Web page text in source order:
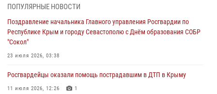
мужчину
Росгвардия в Крыму и Севастополе задержала ряд
правонарушителей
03 августа 2026, 14:08
В Симферополе росгвардейцы задержали гражданина,
подозреваемого в совершении серии краж
ПОПУЛЯРНЫЕ НОВОСТИ
Поздравление начальника Главного управления Росгвардии по
Республике Крым и городу Севастополю с Днём образования СОБР
"Сокол"
23 июля 2026, 03:38
Росгвардейцы оказали помощь пострадавшим в ДТП в Крыму
11 июля 2026, 12:26 1